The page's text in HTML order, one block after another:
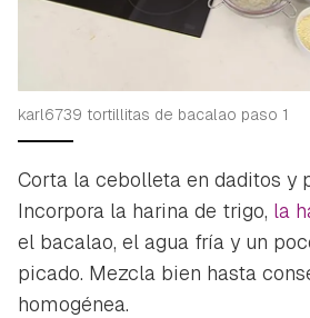
karl6739 tortillitas de bacalao paso 1
Corta la cebolleta en daditos y
Incorpora la harina de trigo, la
el bacalao, el agua fría y un
picado. Mezcla bien hasta
homogénea.